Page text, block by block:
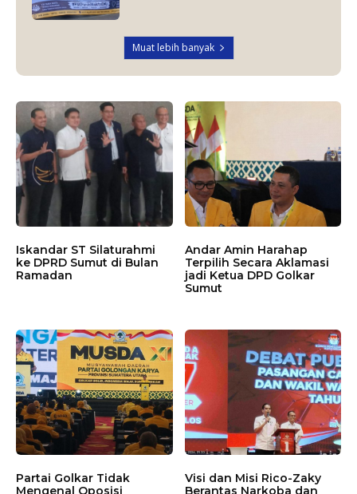
Muat lebih banyak
Iskandar ST Silaturahmi
ke DPRD Sumut di Bulan
Ramadan
Andar Amin Harahap
Terpilih Secara Aklamasi
jadi Ketua DPD Golkar
Sumut
Partai Golkar Tidak
Mengenal Oposisi
Visi dan Misi Rico-Zaky
Berantas Narkoba dan